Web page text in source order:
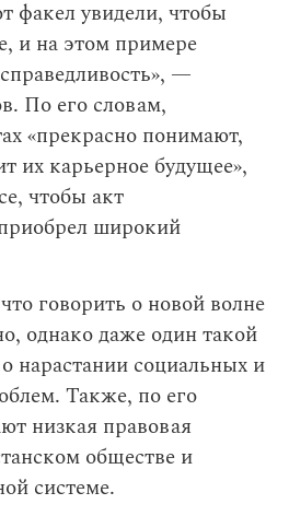
факел увидели, чтобы
и на этом примере
—
По его словам,
«прекрасно понимают,
их карьерное будущее»,
чтобы акт
широкий
говорить о новой волне
однако даже один такой
нарастании социальных и
Также, по его
низкая правовая
обществе и
системе.